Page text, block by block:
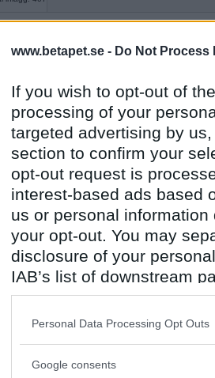
www.betapet.se - Do Not Process
If you wish to opt-out of
processing of your
targeted advertising by
section to confirm your
opt-out request is
interest-based ads based
us or personal
your opt-out. You may
disclosure of your
IAB’s list of downstream
also be disclosed by us
Downstream Participants
Please note that this
Personal Data Processing Opt Outs
Google consents
inlägg: 941
Jag har aldrig badat i en isvak.
- Ej medlem längre
Jag har aldrig badat bastu
Jag har aldrig varit vid Lofoten.